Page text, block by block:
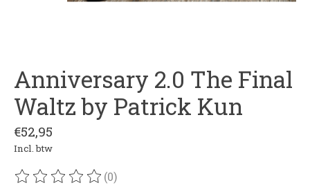
Anniversary 2.0 The Final
Waltz by Patrick Kun
€52,95
Incl. btw
De beoordeling van dit product is
(0)